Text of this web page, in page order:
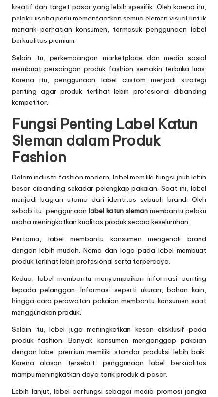
kreatif dan target pasar yang lebih spesifik. Oleh karena itu,
pelaku usaha perlu memanfaatkan semua elemen visual untuk
menarik perhatian konsumen, termasuk penggunaan label
berkualitas premium.
Selain itu, perkembangan marketplace dan media sosial
membuat persaingan produk fashion semakin terbuka luas.
Karena itu, penggunaan label custom menjadi strategi
penting agar produk terlihat lebih profesional dibanding
kompetitor.
Fungsi Penting Label Katun
Sleman dalam Produk
Fashion
Dalam industri fashion modern, label memiliki fungsi jauh lebih
besar dibanding sekadar pelengkap pakaian. Saat ini, label
menjadi bagian utama dari identitas sebuah brand. Oleh
sebab itu, penggunaan label katun sleman membantu pelaku
usaha meningkatkan kualitas produk secara keseluruhan.
Pertama, label membantu konsumen mengenali brand
dengan lebih mudah. Nama dan logo pada label membuat
produk terlihat lebih profesional serta terpercaya.
Kedua, label membantu menyampaikan informasi penting
kepada pelanggan. Informasi seperti ukuran, bahan kain,
hingga cara perawatan pakaian membantu konsumen saat
menggunakan produk.
Selain itu, label juga meningkatkan kesan eksklusif pada
produk fashion. Banyak konsumen menganggap pakaian
dengan label premium memiliki standar produksi lebih baik.
Karena alasan tersebut, penggunaan label berkualitas
mampu meningkatkan daya tarik produk di pasar.
Lebih lanjut, label berfungsi sebagai media promosi jangka